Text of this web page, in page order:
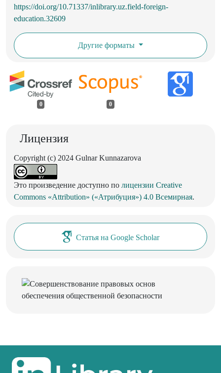
https://doi.org/10.71337/inlibrary.uz.field-foreign-
education.32609
Другие форматы
0 0
Лицензия
Copyright (c) 2024 Gulnar Kunnazarova
Это произведение доступно по лицензии Creative
Commons «Attribution» («Атрибуция») 4.0 Всемирная.
Статья на Google Scholar